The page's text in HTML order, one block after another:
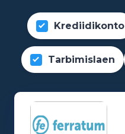
Krediidikonto
Tarbimislaen